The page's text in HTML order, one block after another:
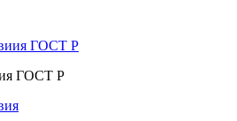
ГОСТ Р